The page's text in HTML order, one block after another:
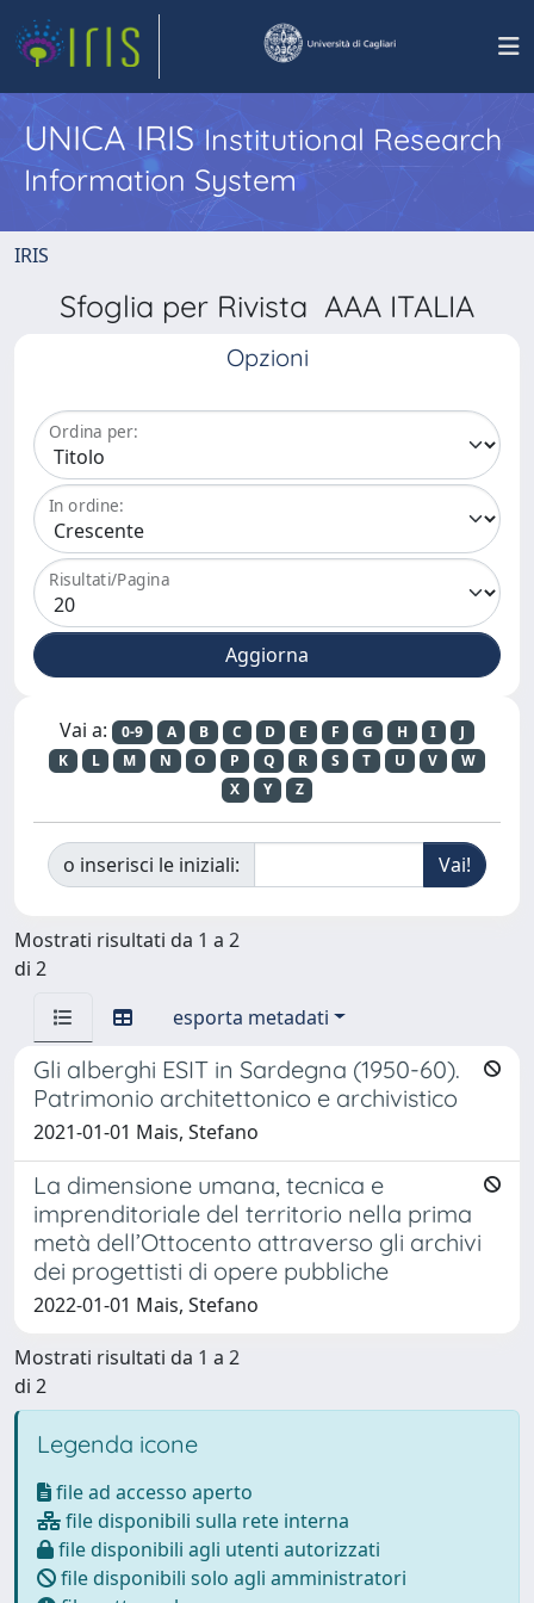
UNICA IRISInstitutional Research
Information System
IRIS
Sfoglia per Rivista AAA ITALIA
Opzioni
Ordina per:
In ordine:
Risultati/Pagina
Vai a: 0-9 A B C D E F G H I
J
K
L M N O P Q R S T U V
W
X
Y Z
o inserisci le iniziali:
Mostrati risultati da 1 a 2
di 2
esporta metadati
Gli alberghi ESIT in Sardegna (1950-60).
Patrimonio architettonico e archivistico
2021-01-01 Mais, Stefano
La dimensione umana, tecnica e
imprenditoriale del territorio nella prima
metà dell’Ottocento attraverso gli archivi
dei progettisti di opere pubbliche
2022-01-01 Mais, Stefano
Mostrati risultati da 1 a 2
di 2
Legenda icone
file ad accesso aperto
file disponibili sulla rete interna
file disponibili agli utenti autorizzati
file disponibili solo agli amministratori